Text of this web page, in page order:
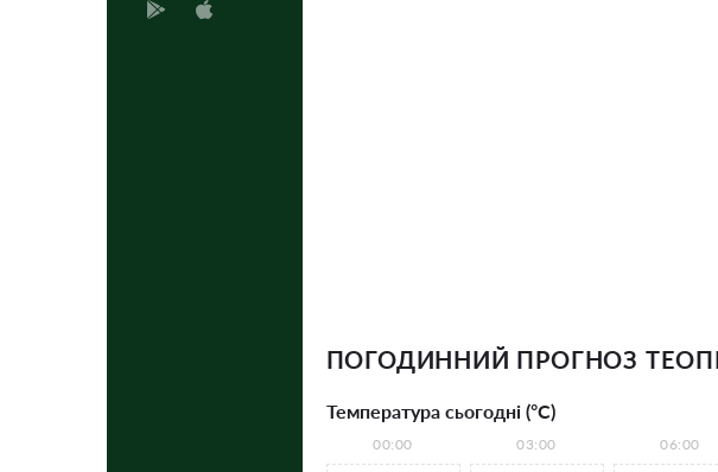
ПОГОДИННИЙ ПРОГНОЗ
Температура сьогодні (°С)
00:00 03:00 06:00